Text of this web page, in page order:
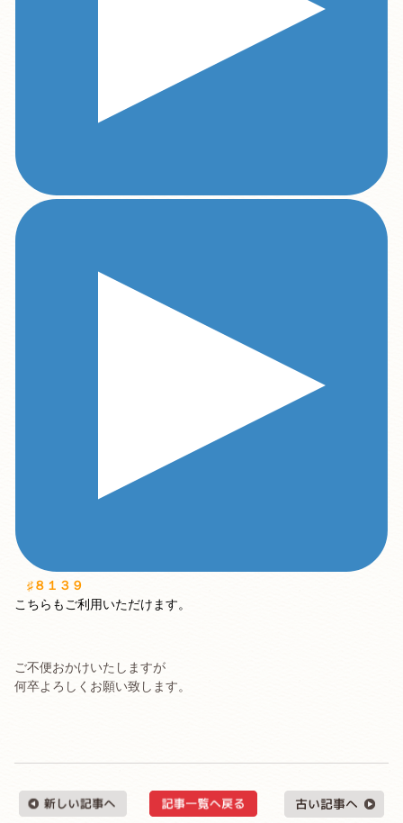
♯８１３９
こちらもご利用いただけます。
ご不便おかけいたしますが
何卒よろしくお願い致します。